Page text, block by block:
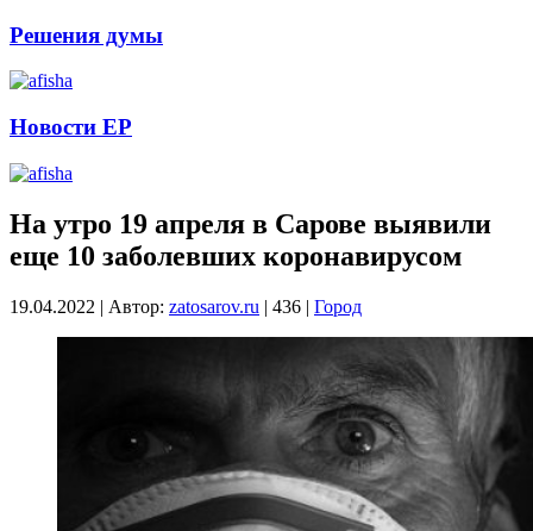
Решения думы
Новости ЕР
На утро 19 апреля в Сарове выявили
еще 10 заболевших коронавирусом
19.04.2022 | Автор: zatosarov.ru | 436 | Город